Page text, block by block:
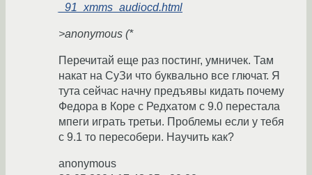
_91_xmms_audiocd.html
>anonymous (*
Перечитай еще раз постинг, умничек. Там
накат на СуЗи что буквально все глючат. Я
тута сейчас начну предъявы кидать почему
Федора в Коре с Редхатом с 9.0 перестала
мпеги играть третьи. Проблемы если у тебя
с 9.1 то пересобери. Научить как?
anonymous